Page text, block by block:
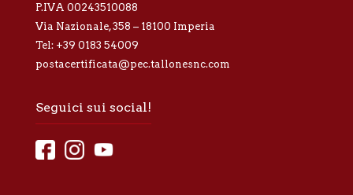
c
y
P.IVA 00243510088
Via Nazionale, 358 – 18100 Imperia
Tel: +39 0183 54009
postacertificata@pec.tallonesnc.com
Seguici sui social!